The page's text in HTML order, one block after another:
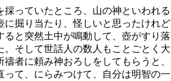
っていたところ、山の神といわれる
掘り当たり、怪しいと思ったけれど
と突然土中が鳴動して、壺がすり落
そして世話人の数人もことごとく大
者に頼み神おろしをしてもらうと、
て、にらみつけて、自分は明智の一